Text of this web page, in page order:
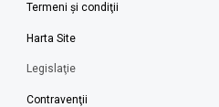
Termeni şi condiţii
Harta Site
Legislaţie
Contravenţii